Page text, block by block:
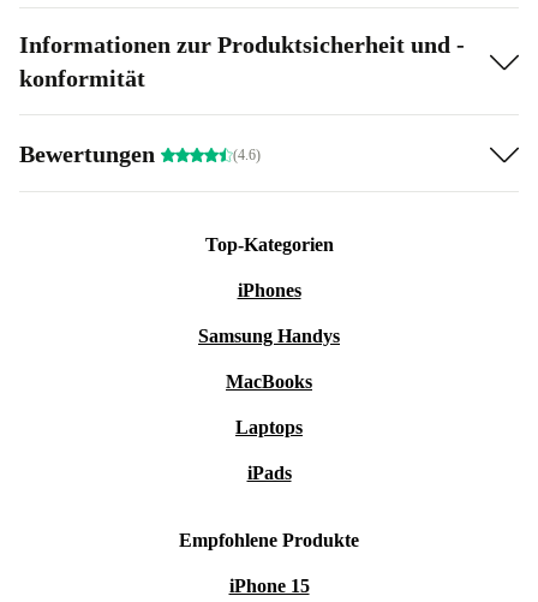
Informationen zur Produktsicherheit und -
konformität
Bewertungen (4.6)
Top-Kategorien
iPhones
Samsung Handys
MacBooks
Laptops
iPads
Empfohlene Produkte
iPhone 15